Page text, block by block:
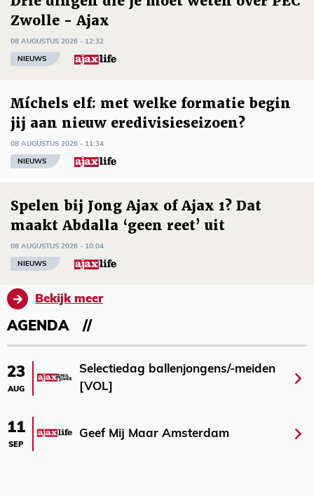
Zwolle - Ajax
08 AUGUSTUS 2026 - 12:32
NIEUWS
Míchels elf: met welke formatie begin
jij aan nieuw eredivisieseizoen?
08 AUGUSTUS 2026 - 11:34
NIEUWS
Spelen bij Jong Ajax of Ajax 1? Dat
maakt Abdalla ‘geen reet’ uit
08 AUGUSTUS 2026 - 10:04
NIEUWS
Bekijk meer
AGENDA
23
AUG
Selectiedag ballenjongens/-meiden
[VOL]
11
SEP
Geef Mij Maar Amsterdam